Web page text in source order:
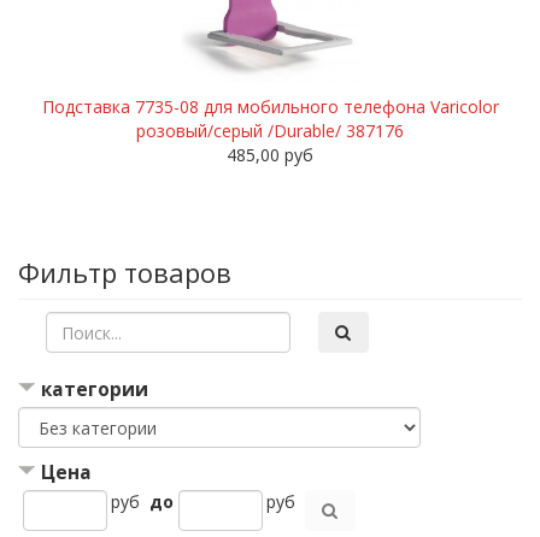
Подставка 7735-08 для мобильного телефона Varicolor
розовый/серый /Durable/ 387176
485,00 руб
Фильтр товаров
категории
Цена
руб до руб